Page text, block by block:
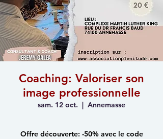
Coaching: Valoriser son
image professionnelle
sam. 12 oct.
  |
Annemasse
Offre découverte: -50% avec le code